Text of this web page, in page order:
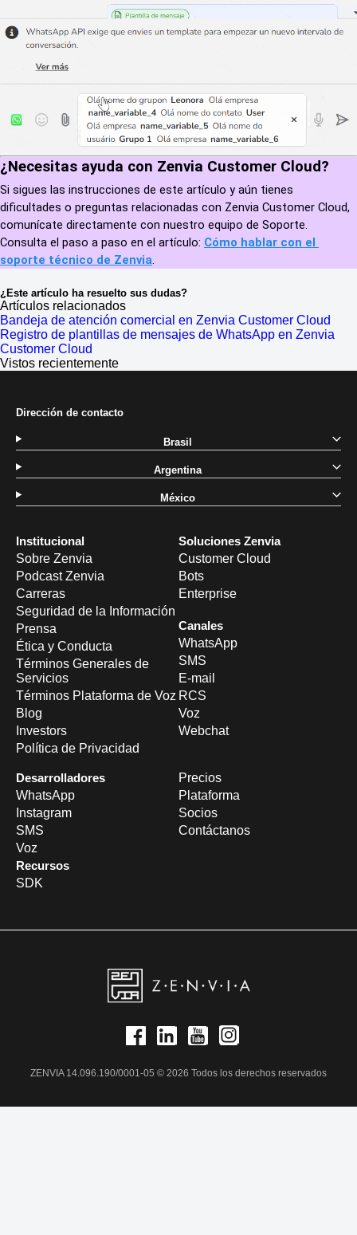
¿Necesitas ayuda con Zenvia Customer Cloud?
Si sigues las instrucciones de este artículo y aún tienes
dificultades o preguntas relacionadas con Zenvia Customer Cloud,
comunícate directamente con nuestro equipo de Soporte.
Consulta el paso a paso en el artículo: Cómo hablar con el
soporte técnico de Zenvia.
¿Este artículo ha resuelto sus dudas?
Artículos relacionados
Bandeja de atención comercial en Zenvia Customer Cloud
Registro de plantillas de mensajes de WhatsApp en Zenvia
Customer Cloud
Vistos recientemente
Institucional
Sobre Zenvia
Podcast Zenvia
Carreras
Seguridad de la Información
Prensa
Ética y Conducta
Términos Generales de
Servicios
Términos Plataforma de Voz
Blog
Investors
Política de Privacidad
Soluciones Zenvia
Customer Cloud
Bots
Enterprise
Canales
WhatsApp
SMS
E-mail
RCS
Voz
Webchat
Desarrolladores
WhatsApp
Instagram
SMS
Voz
Recursos
SDK
Precios
Plataforma
Socios
Contáctanos
Dirección de contacto
Brasil
Argentina
México
ZENVIA 14.096.190/0001-05 © 2026 Todos los derechos reservados